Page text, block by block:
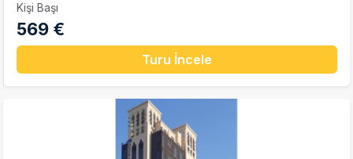
Kişi Başı
569 €
Turu İncele